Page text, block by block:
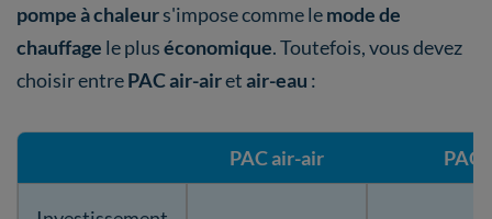
pompe à chaleurs'impose comme lemode de
chauffage le pluséconomique. Toutefois, vous devez
choisir entrePAC air-airetair-eau :
PAC air-air PAC